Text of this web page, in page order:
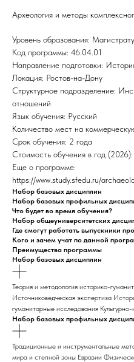
Археология и методы
Уровень образования:
Код программы: 46.04.01
Направление подготовки:
Локация: Ростов-на-Дону
Структурное подразделение:
отношений
Язык обучения: Русский
Количество мест на
Срок обучения: 2 года
Стоимость обучения в год
Еще о программе:
https://www.study.sfedu.ru/
Набор базовых дисциплин
Набор базовых профильных
Что будет во время обучения?
Набор общеуниверситетских
Где смогут работать выпускники
Кого и зачем учат по данной
Преимущества программы
Набор базовых дисциплин
Теория и методология историко-
Источниковедческая экспертиза
гуманитарные исследования
Набор базовых профильных
Традиционные и инструментальные
мира и степной зоны Евразии